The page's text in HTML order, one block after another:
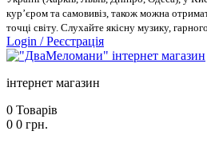
кур’єром та самовивіз, також можна
точці світу. Слухайте якісну музику,
Login /Реєстрація
інтернет магазин
0 Товарів
0 0 грн.